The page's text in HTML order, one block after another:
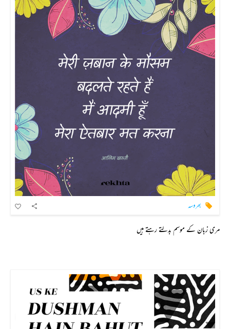
بھروسہ
مری زبان کے موسم بدلتے رہتے ہیں